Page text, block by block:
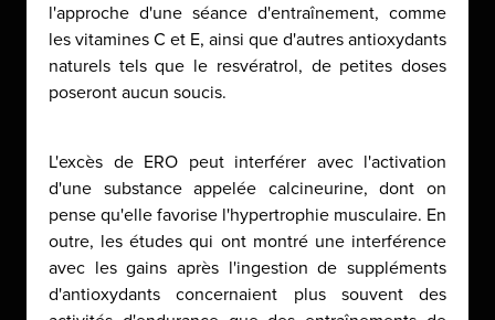
l'approche d'une séance d'entraînement, comme
les vitamines C et E, ainsi que d'autres antioxydants
naturels tels que le resvératrol, de petites doses
poseront aucun soucis.
L'excès de ERO peut interférer avec l'activation
d'une substance appelée calcineurine, dont on
pense qu'elle favorise l'hypertrophie musculaire. En
outre, les études qui ont montré une interférence
avec les gains après l'ingestion de suppléments
d'antioxydants concernaient plus souvent des